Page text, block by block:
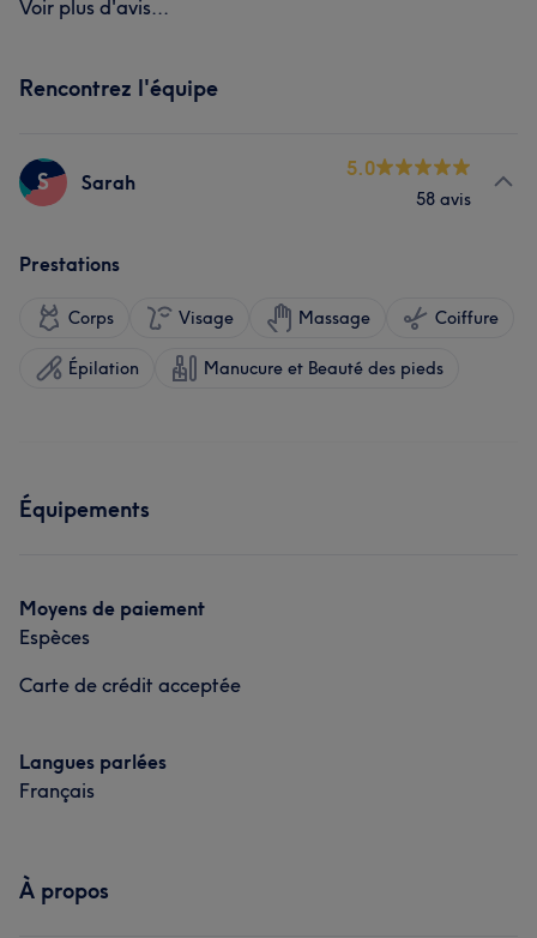
Voir plus d'avis...
Rencontrez l'équipe
S Sarah
5.0
58 avis
Prestations
Corps Visage Massage Coiffure
Épilation Manucure et Beauté des pieds
Équipements
Moyens de paiement
Espèces
Carte de crédit acceptée
Langues parlées
Français
À propos